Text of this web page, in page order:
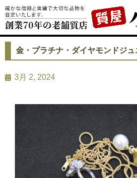
金・プラチナ・ダイヤモンドジ
3月 2, 2024